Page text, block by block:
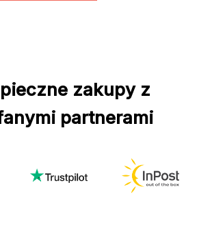
zakupy z
partnerami